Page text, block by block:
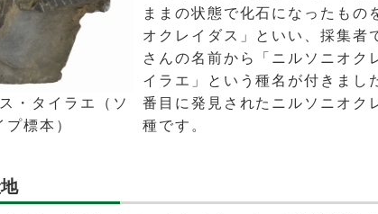
・タイラエ（ソ
標本）
ままの状態で化石になったもの
オクレイダス」といい、採集者
さんの名前から「ニルソニオク
イラエ」という種名が付きまし
番目に発見されたニルソニオク
種です。